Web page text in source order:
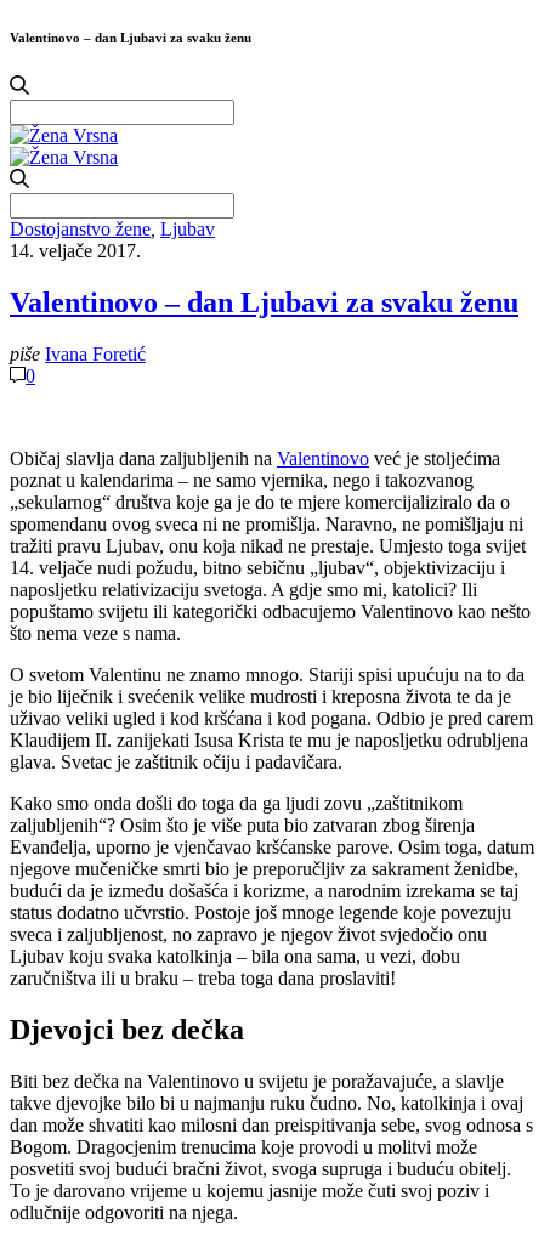
Valentinovo – dan Ljubavi za svaku ženu
for:
for:
Dostojanstvo žene Ljubav
14. veljače 2017.
Valentinovo – dan Ljubavi za svaku ženu
piše Ivana Foretić
0
Običaj slavlja dana zaljubljenih na Valentinovo već je stoljećima
poznat u kalendarima – ne samo vjernika, nego i takozvanog
„sekularnog“ društva koje ga je do te mjere komercijaliziralo da o
spomendanu ovog sveca ni ne promišlja. Naravno, ne pomišljaju ni
tražiti pravu Ljubav, onu koja nikad ne prestaje. Umjesto toga svijet
14. veljače nudi požudu, bitno sebičnu „ljubav“, objektivizaciju i
naposljetku relativizaciju svetoga. A gdje smo mi, katolici? Ili
popuštamo svijetu ili kategorički odbacujemo Valentinovo kao nešto
što nema veze s nama.
O svetom Valentinu ne znamo mnogo. Stariji spisi upućuju na to da
je bio liječnik i svećenik velike mudrosti i kreposna života te da je
uživao veliki ugled i kod kršćana i kod pogana. Odbio je pred carem
Klaudijem II. zanijekati Isusa Krista te mu je naposljetku odrubljena
glava. Svetac je zaštitnik očiju i padavičara.
Kako smo onda došli do toga da ga ljudi zovu „zaštitnikom
zaljubljenih“? Osim što je više puta bio zatvaran zbog širenja
Evanđelja, uporno je vjenčavao kršćanske parove. Osim toga, datum
njegove mučeničke smrti bio je preporučljiv za sakrament ženidbe,
budući da je između došašća i korizme, a narodnim izrekama se taj
status dodatno učvrstio. Postoje još mnoge legende koje povezuju
sveca i zaljubljenost, no zapravo je njegov život svjedočio onu
Ljubav koju svaka katolkinja – bila ona sama, u vezi, dobu
zaručništva ili u braku – treba toga dana proslaviti!
Djevojci bez dečka
Biti bez dečka na Valentinovo u svijetu je poražavajuće, a slavlje
takve djevojke bilo bi u najmanju ruku čudno. No, katolkinja i ovaj
dan može shvatiti kao milosni dan preispitivanja sebe, svog odnosa s
Bogom. Dragocjenim trenucima koje provodi u molitvi može
posvetiti svoj budući bračni život, svoga supruga i buduću obitelj.
To je darovano vrijeme u kojemu jasnije može čuti svoj poziv i
odlučnije odgovoriti na njega.